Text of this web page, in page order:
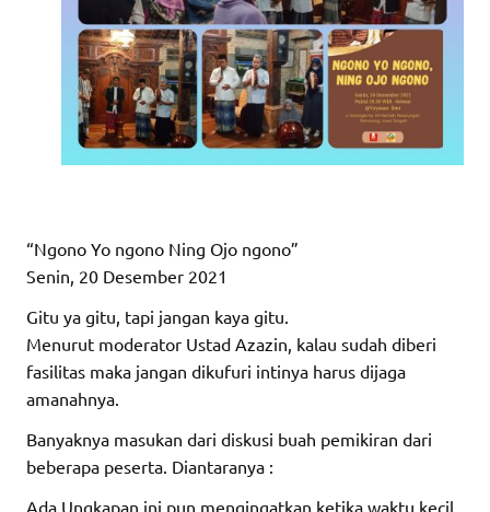
“Ngono Yo ngono Ning Ojo ngono”
Senin, 20 Desember 2021
Gitu ya gitu, tapi jangan kaya gitu.
Menurut moderator Ustad Azazin, kalau sudah diberi
fasilitas maka jangan dikufuri intinya harus dijaga
amanahnya.
Banyaknya masukan dari diskusi buah pemikiran dari
beberapa peserta. Diantaranya :
Ada Ungkapan ini pun mengingatkan ketika waktu kecil